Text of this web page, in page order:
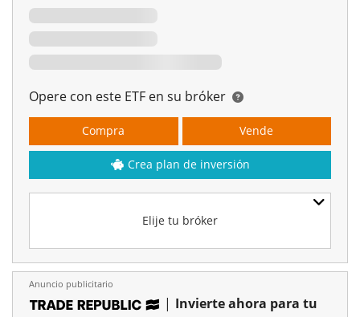
Opere con este ETF en su bróker
Elije tu bróker
Compra Vende
Crea plan de inversión
Anuncio publicitario
| Invierte ahora para tu